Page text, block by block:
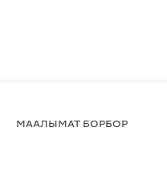
МААЛЫМАТ БОРБОР